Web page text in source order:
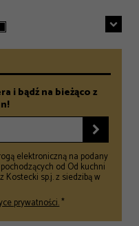
i bądź na bieżąco z

elektroniczną na podany
od Od kuchni
sp.j. z siedzibą w
prywatności.*